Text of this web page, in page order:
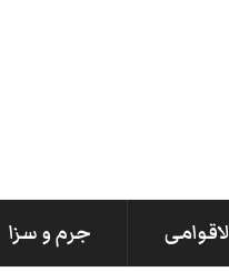
جرم و سزا